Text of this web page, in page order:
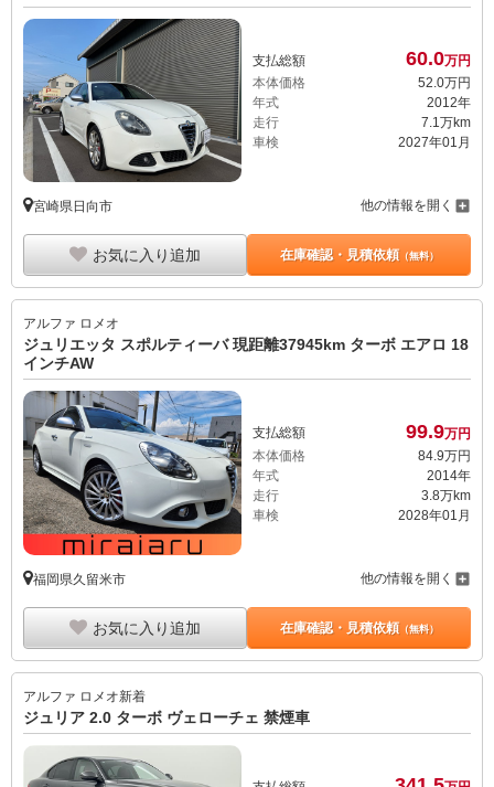
支払総額 60.0万円
本体価格
52.0万円
年式
2012年
走行
7.1万km
車検
2027年01月
宮崎県日向市 他の情報を開く
お気に入り追加 在庫確認・見積依頼（無料）
アルファ ロメオ
ジュリエッタ スポルティーバ 現距離37945km ターボ エアロ 18
インチAW
支払総額 99.9万円
本体価格
84. 9万円
年式
2014年
走行
3.8万km
車検
2028年01月
福岡県久留米市 他の情報を開く
お気に入り追加 在庫確認・見積依頼（無料）
アルファ ロメオ新着
ジュリア 2.0 ターボ ヴェローチェ 禁煙車